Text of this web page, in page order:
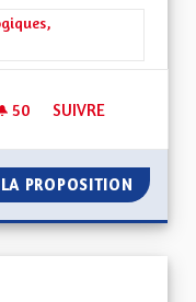
Les transitions
50 50 ABONNÉS
SUIVRE
PROPOSITION